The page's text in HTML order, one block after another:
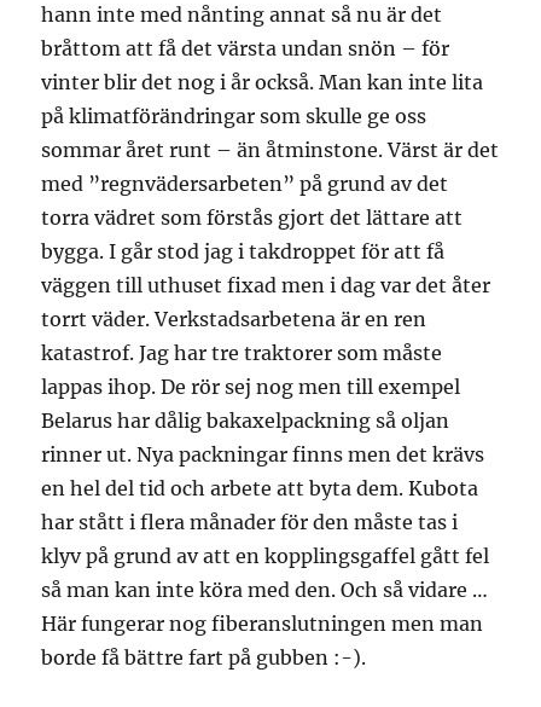
hann inte med nånting annat så nu är det
bråttom att få det värsta undan snön – för
vinter blir det nog i år också. Man kan inte lita
på klimatförändringar som skulle ge oss
sommar året runt – än åtminstone. Värst är det
med ”regnvädersarbeten” på grund av det
torra vädret som förstås gjort det lättare att
bygga. I går stod jag i takdroppet för att få
väggen till uthuset fixad men i dag var det åter
torrt väder. Verkstadsarbetena är en ren
katastrof. Jag har tre traktorer som måste
lappas ihop. De rör sej nog men till exempel
Belarus har dålig bakaxelpackning så oljan
rinner ut. Nya packningar finns men det krävs
en hel del tid och arbete att byta dem. Kubota
har stått i flera månader för den måste tas i
klyv på grund av att en kopplingsgaffel gått fel
så man kan inte köra med den. Och så vidare …
Här fungerar nog fiberanslutningen men man
borde få bättre fart på gubben :-).